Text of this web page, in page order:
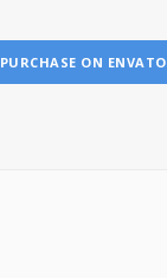
PURCHASE ON ENVATO